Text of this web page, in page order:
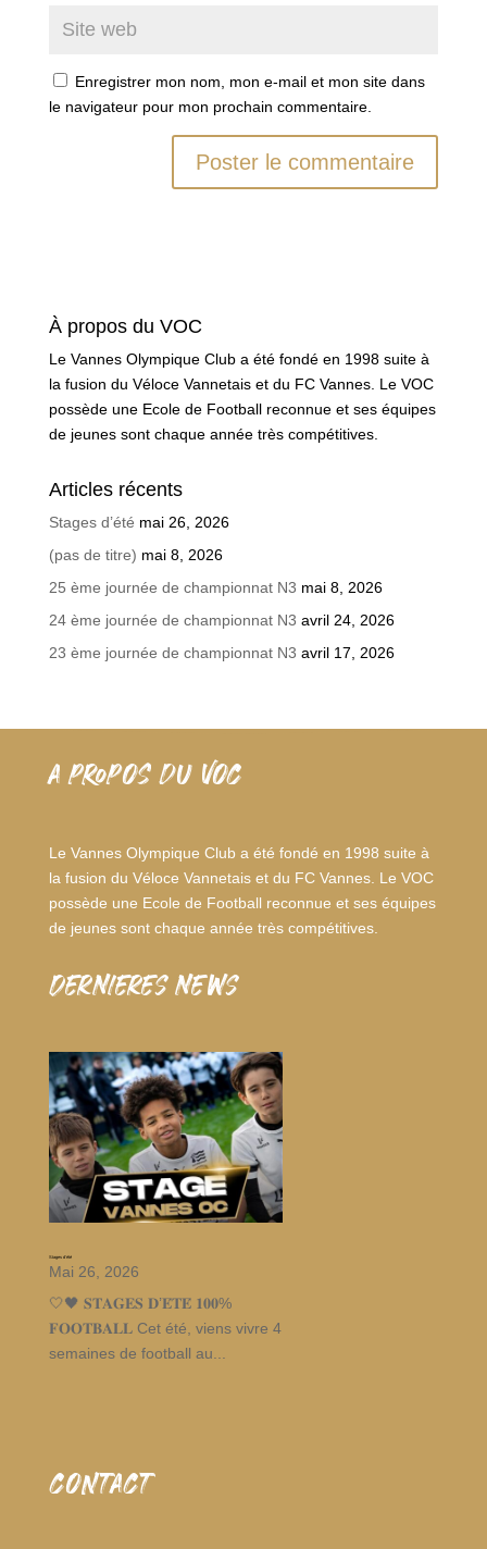
Enregistrer mon nom, mon e-mail et mon site dans
le navigateur pour mon prochain commentaire.
À propos du VOC
Le Vannes Olympique Club a été fondé en 1998 suite à
la fusion du Véloce Vannetais et du FC Vannes. Le VOC
possède une Ecole de Football reconnue et ses équipes
de jeunes sont chaque année très compétitives.
Articles récents
Stages d’été mai 26, 2026
(pas de titre) mai 8, 2026
25 ème journée de championnat N3 mai 8, 2026
24 ème journée de championnat N3 avril 24, 2026
23 ème journée de championnat N3 avril 17, 2026
A PROPOS DU VOC
Le Vannes Olympique Club a été fondé en 1998 suite à
la fusion du Véloce Vannetais et du FC Vannes. Le VOC
possède une Ecole de Football reconnue et ses équipes
de jeunes sont chaque année très compétitives.
dernieres news
Stages d’été
Mai 26, 2026
🤍🖤 𝐒𝐓𝐀𝐆𝐄𝐒 𝐃’𝐄́𝐓𝐄́ 𝟏𝟎𝟎%
𝐅𝐎𝐎𝐓𝐁𝐀𝐋𝐋 Cet été, viens vivre 4
semaines de football au...
CONTACT